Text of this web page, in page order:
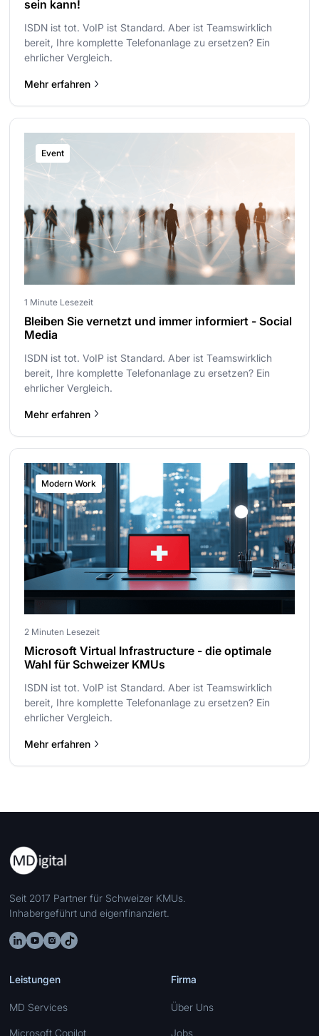
sein kann!
ISDN ist tot. VoIP ist Standard. Aber ist Teamswirklich
bereit, Ihre komplette Telefonanlage zu ersetzen? Ein
ehrlicher Vergleich.
Mehr erfahren
Event
1 Minute Lesezeit
Bleiben Sie vernetzt und immer informiert - Social
Media
ISDN ist tot. VoIP ist Standard. Aber ist Teamswirklich
bereit, Ihre komplette Telefonanlage zu ersetzen? Ein
ehrlicher Vergleich.
Mehr erfahren
Modern Work
2 Minuten Lesezeit
Microsoft Virtual Infrastructure - die optimale
Wahl für Schweizer KMUs
ISDN ist tot. VoIP ist Standard. Aber ist Teamswirklich
bereit, Ihre komplette Telefonanlage zu ersetzen? Ein
ehrlicher Vergleich.
Mehr erfahren
Seit 2017 Partner für Schweizer KMUs.
Inhabergeführt und eigenfinanziert.
Leistungen
MD Services
Microsoft Copilot
Firma
Über Uns
Jobs